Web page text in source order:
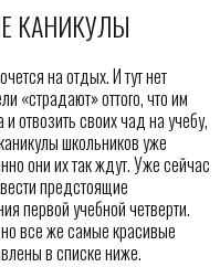
КАНИКУЛЫ
на отдых. И тут нет
«страдают» оттого, что им
отвозить своих чад на учебу,
школьников уже
они их так ждут. Уже сейчас
предстоящие
первой учебной четверти.
все же самые красивые
в списке ниже.